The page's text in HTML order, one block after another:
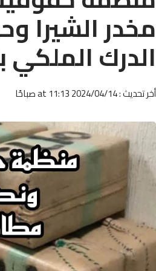
مخدر الشيرا
الدرك الملكي
أخر تحديث : 2024/04/14 at 11:13 صباحًا